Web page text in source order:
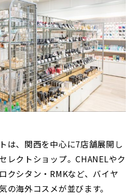
は、関西を中心に7店舗展開し
レクトショップ。CHANELやク
クシタン・RMKなど、バイヤ
の海外コスメが並びます。